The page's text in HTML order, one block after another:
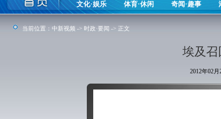
文化·娱乐
体育·休闲 奇闻·趣事
当前位置： 中新视频 -> 时政·要闻 -> 正文
埃及召
2012年02